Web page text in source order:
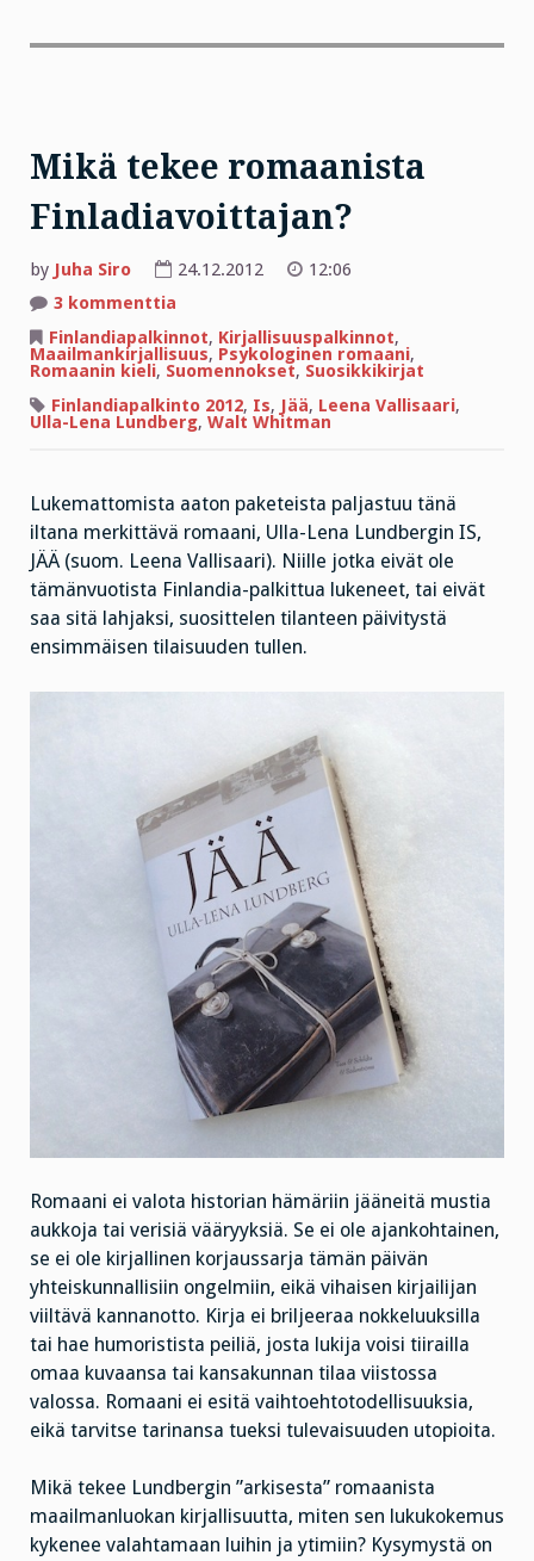
Mikä tekee romaanista
Finladiavoittajan?
by Juha Siro 24.12.2012
12:06
3 kommenttia
tekee
romaanista
Finladiavoittajan?
Finlandiapalkinnot, Kirjallisuuspalkinnot,
Maailmankirjallisuus, Psykologinen romaani,
Romaanin kieli, Suomennokset, Suosikkikirjat
Finlandiapalkinto 2012, Is, Jää, Leena Vallisaari,
Ulla-Lena Lundberg, Walt Whitman
Lukemattomista aaton paketeista paljastuu tänä
iltana merkittävä romaani, Ulla-Lena Lundbergin IS,
JÄÄ (suom. Leena Vallisaari). Niille jotka eivät ole
tämänvuotista Finlandia-palkittua lukeneet, tai eivät
saa sitä lahjaksi, suosittelen tilanteen päivitystä
ensimmäisen tilaisuuden tullen.
Romaani ei valota historian hämäriin jääneitä mustia
aukkoja tai verisiä vääryyksiä. Se ei ole ajankohtainen,
se ei ole kirjallinen korjaussarja tämän päivän
yhteiskunnallisiin ongelmiin, eikä vihaisen kirjailijan
viiltävä kannanotto. Kirja ei briljeeraa nokkeluuksilla
tai hae humoristista peiliä, josta lukija voisi tiirailla
omaa kuvaansa tai kansakunnan tilaa viistossa
valossa. Romaani ei esitä vaihtoehtotodellisuuksia,
eikä tarvitse tarinansa tueksi tulevaisuuden utopioita.
Mikä tekee Lundbergin ”arkisesta” romaanista
maailmanluokan kirjallisuutta, miten sen lukukokemus
kykenee valahtamaan luihin ja ytimiin? Kysymystä on